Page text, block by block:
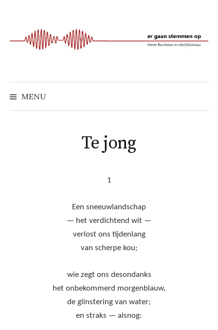
springen
MENU
Te jong
1
Een sneeuwlandschap
— het verdichtend wit —
verlost ons tijdenlang
van scherpe kou;
wie zegt ons desondanks
het onbekommerd morgenblauw,
de glinstering van water;
en straks — alsnog: